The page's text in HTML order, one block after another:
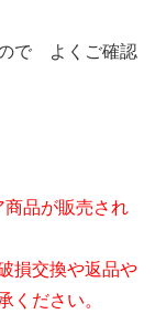
で よくご確認
品が販売され
損交換や返品や
ださい。